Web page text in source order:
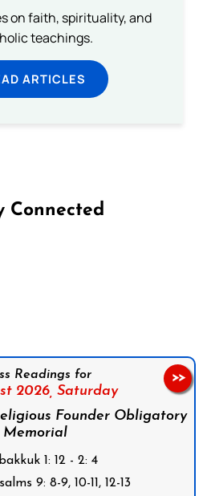
on faith, spirituality, and
teachings.
ARTICLES
Connected
Readings for
2026, Saturday
Founder Obligatory
Memorial
1: 12 - 2: 4
9: 8-9, 10-11, 12-13
>>